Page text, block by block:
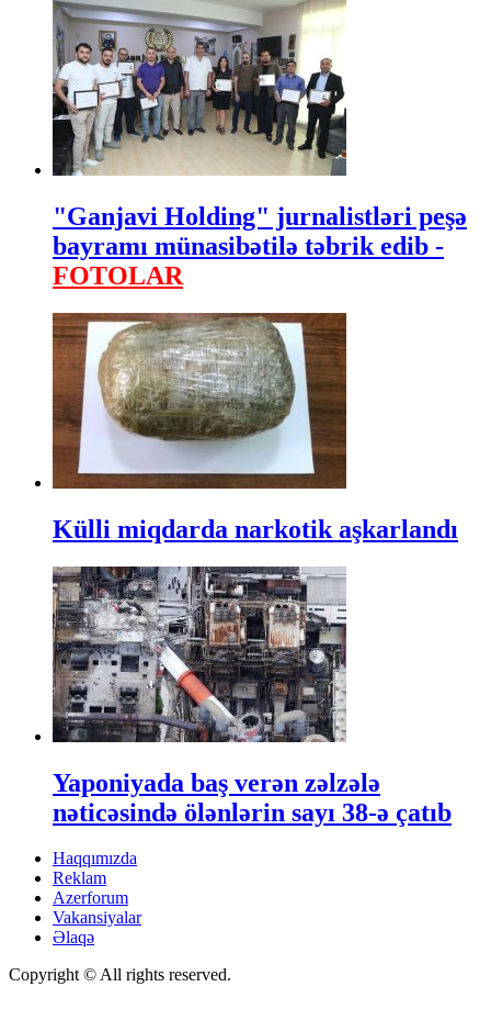
"Ganjavi Holding" jurnalistləri peşə
bayramı münasibətilə təbrik edib -
FOTOLAR
Külli miqdarda narkotik aşkarlandı
Yaponiyada baş verən zəlzələ
nəticəsində ölənlərin sayı 38-ə çatıb
Haqqımızda
Reklam
Azerforum
Vakansiyalar
Əlaqə
Copyright © All rights reserved.